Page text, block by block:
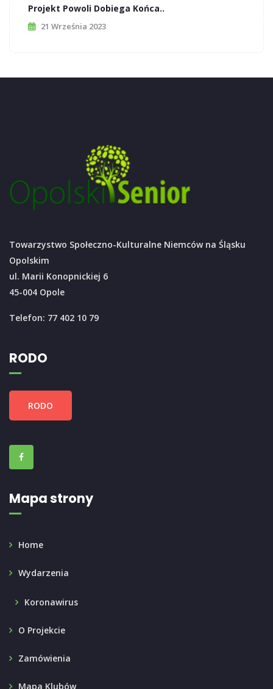
Projekt Powoli Dobiega Końca..
21 Września 2023
Towarzystwo Społeczno-Kulturalne Niemców na Śląsku
Opolskim
ul. Marii Konopnickiej 6
45-004 Opole
Telefon: 77 402 10 79
RODO
RODO
Mapa strony
Home
Wydarzenia
Koronawirus
O Projekcie
Zamówienia
Mapa Klubów